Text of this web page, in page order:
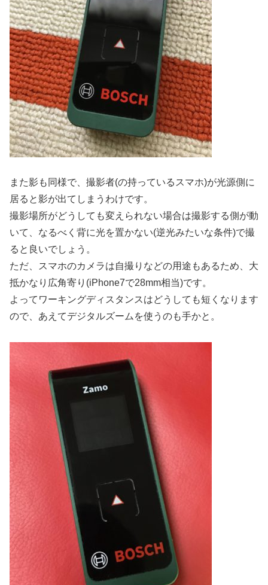
また影も同様で、撮影者(の持っているスマホ)が光源側に
居ると影が出てしまうわけです。
撮影場所がどうしても変えられない場合は撮影する側が動
いて、なるべく背に光を置かない(逆光みたいな条件)で撮
ると良いでしょう。
ただ、スマホのカメラは自撮りなどの用途もあるため、大
抵かなり広角寄り(iPhone7で28mm相当)です。
よってワーキングディスタンスはどうしても短くなります
ので、あえてデジタルズームを使うのも手かと。